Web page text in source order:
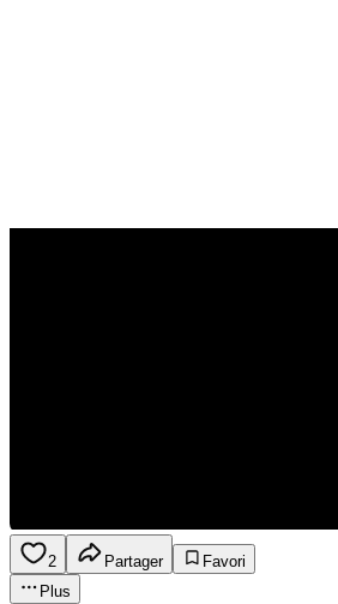
2 Partager
Favori
Plus